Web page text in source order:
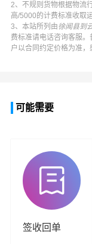
2、不规则货物根据物流
高/5000的计费标准收取
3、本站所列由徐闻县到
费标准请电话咨询客服
户以合同约定价格为准，
可能需要
签收回单